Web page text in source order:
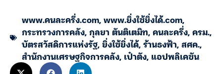
www.คนละครึ่ง.com,www.ยิ่งใช้ยิ่งได้.com,
กระทรวงการคลัง,กุลยา ตันติเตมิท,คนละครึ่ง,ครม.,
บัตรสวัสดิการแห่งรัฐ,ยิ่งใช้ยิ่งได้,ร้านธงฟ้า,สศค.,
สำนักงานเศรษฐกิจการคลัง, เป๋าตัง, แอปพลิเคชัน